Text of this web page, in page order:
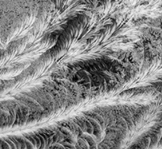
Usługi retuszu biżuterii